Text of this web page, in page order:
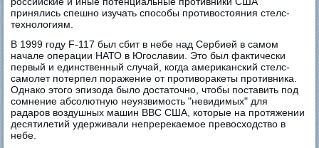
принялись спешно изучать способы противостояния стелс-
технологиям.
В 1999 году F-117 был сбит в небе над Сербией в самом
начале операции НАТО в Югославии. Это был фактически
первый и единственный случай, когда американский стелс-
самолет потерпел поражение от противоракеты противника.
Однако этого эпизода было достаточно, чтобы поставить под
сомнение абсолютную неуязвимость "невидимых" для
радаров воздушных машин ВВС США, которые на протяжении
десятилетий удерживали непререкаемое превосходство в
небе.